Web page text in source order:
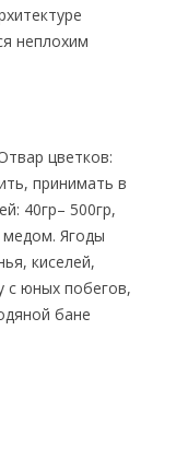
неплохим
цветков:
принимать в
40гр– 500гр,
медом. Ягоды
киселей,
с юных побегов,
бане